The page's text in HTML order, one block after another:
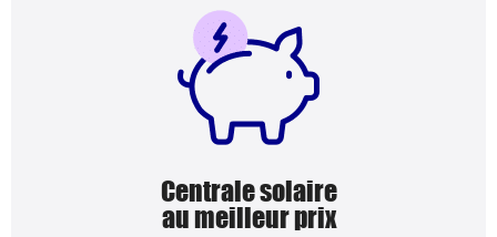
Centrale solaire
au meilleur prix